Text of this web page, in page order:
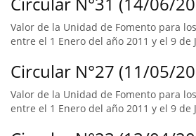
Valor de la Unidad de Fomento para
entre el 1 Enero del año 2011 y el 9 de
Circular N°27 (11/05/
Valor de la Unidad de Fomento para
entre el 1 Enero del año 2011 y el 9 de